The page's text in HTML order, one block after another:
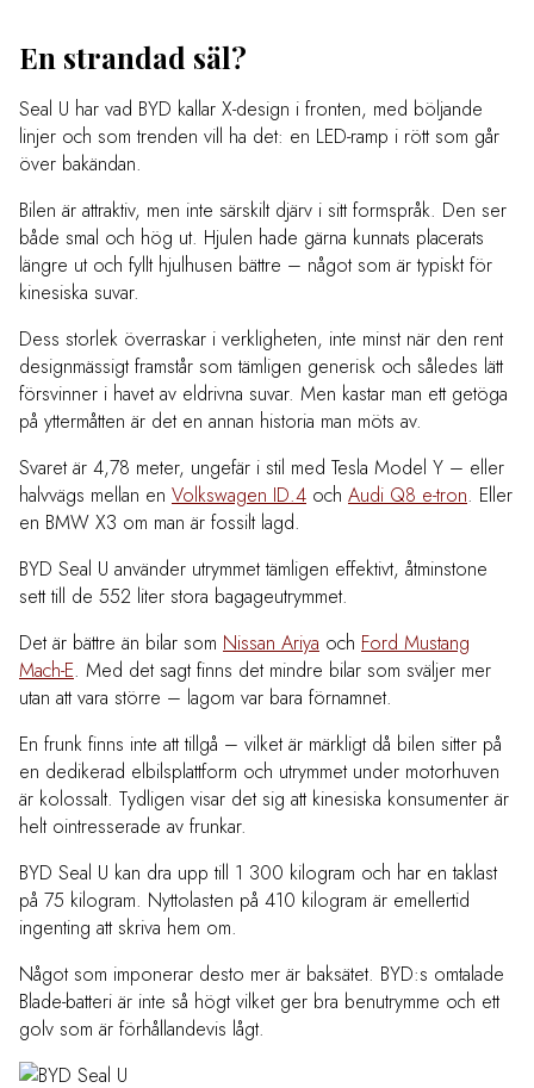
En strandad säl?
Seal U har vad BYD kallar X-design i fronten, med böljande
linjer och som trenden vill ha det: en LED-ramp i rött som går
över bakändan.
Bilen är attraktiv, men inte särskilt djärv i sitt formspråk. Den ser
både smal och hög ut. Hjulen hade gärna kunnats placerats
längre ut och fyllt hjulhusen bättre – något som är typiskt för
kinesiska suvar.
Dess storlek överraskar i verkligheten, inte minst när den rent
designmässigt framstår som tämligen generisk och således lätt
försvinner i havet av eldrivna suvar. Men kastar man ett getöga
på yttermåtten är det en annan historia man möts av.
Svaret är 4,78 meter, ungefär i stil med Tesla Model Y – eller
halvvägs mellan en Volkswagen ID.4 och Audi Q8 e-tron. Eller
en BMW X3 om man är fossilt lagd.
BYD Seal U använder utrymmet tämligen effektivt, åtminstone
sett till de 552 liter stora bagageutrymmet.
Det är bättre än bilar som Nissan Ariya och Ford Mustang
Mach-E. Med det sagt finns det mindre bilar som sväljer mer
utan att vara större – lagom var bara förnamnet.
En frunk finns inte att tillgå – vilket är märkligt då bilen sitter på
en dedikerad elbilsplattform och utrymmet under motorhuven
är kolossalt. Tydligen visar det sig att kinesiska konsumenter är
helt ointresserade av frunkar.
BYD Seal U kan dra upp till 1 300 kilogram och har en taklast
på 75 kilogram. Nyttolasten på 410 kilogram är emellertid
ingenting att skriva hem om.
Något som imponerar desto mer är baksätet. BYD:s omtalade
Blade-batteri är inte så högt vilket ger bra benutrymme och ett
golv som är förhållandevis lågt.